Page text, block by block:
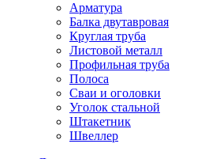
Арматура
Балка двутавровая
Круглая труба
Листовой металл
Профильная труба
Полоса
Сваи и оголовки
Уголок стальной
Штакетник
Швеллер